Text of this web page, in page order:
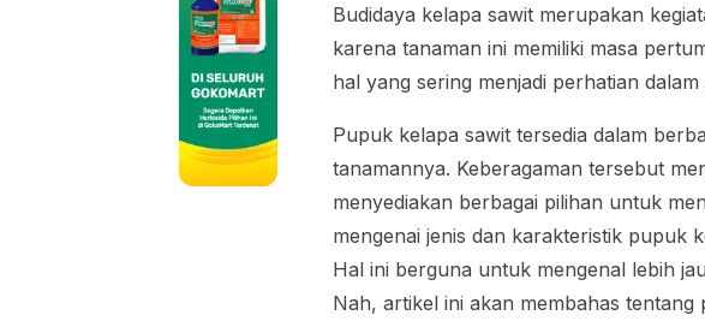
Budidaya kelapa sawit merupakan
karena tanaman ini memiliki masa
hal yang sering menjadi perhatian
Pupuk kelapa sawit tersedia dalam
tanamannya. Keberagaman tersebut
menyediakan berbagai pilihan untuk
mengenai jenis dan karakteristik pupuk
Hal ini berguna untuk mengenal lebih
Nah, artikel ini akan membahas